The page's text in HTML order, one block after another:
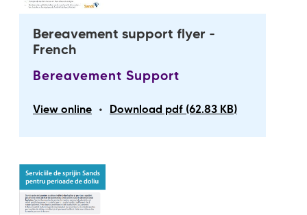
Bereavement support flyer -
French
Bereavement Support
View online • Download pdf (62.83 KB)